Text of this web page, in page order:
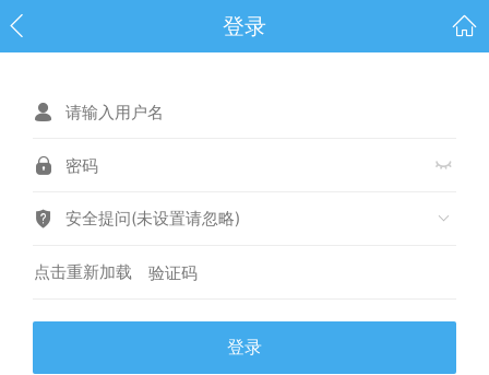
登录
安全提问(未设置请忽略)
点击重新加载
登录